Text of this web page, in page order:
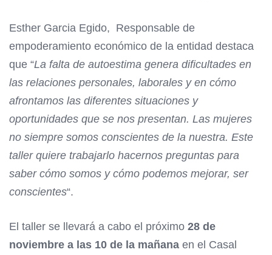
Esther Garcia Egido, Responsable de
empoderamiento económico de la entidad destaca
que “La falta de autoestima genera dificultades en
las relaciones personales, laborales y en cómo
afrontamos las diferentes situaciones y
oportunidades que se nos presentan. Las mujeres
no siempre somos conscientes de la nuestra. Este
taller quiere trabajarlo hacernos preguntas para
saber cómo somos y cómo podemos mejorar, ser
conscientes“.
El taller se llevará a cabo el próximo 28 de
noviembre a las 10 de la mañana en el Casal